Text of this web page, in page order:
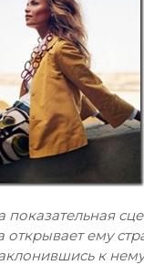
ему
к